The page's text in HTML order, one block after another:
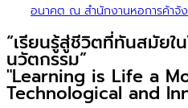
อนาคต ณ สำนักงานหอการค้าจั
“เรียนรู้สู่ชีวิตที่ทันสมัยใ
นวัตกรรม”
"Learning is Life a
Technological and